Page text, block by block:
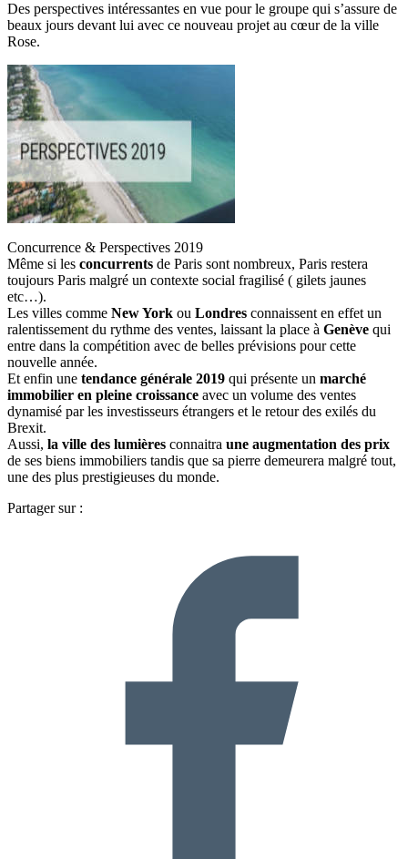
Des perspectives intéressantes en vue pour le groupe qui s’assure de
beaux jours devant lui avec ce nouveau projet au cœur de la ville
Rose.
Concurrence & Perspectives 2019
Même si les concurrents de Paris sont nombreux, Paris restera
toujours Paris malgré un contexte social fragilisé ( gilets jaunes
etc…).
Les villes comme New York ou Londres connaissent en effet un
ralentissement du rythme des ventes, laissant la place à Genève qui
entre dans la compétition avec de belles prévisions pour cette
nouvelle année.
Et enfin une tendance générale 2019 qui présente un marché
immobilier en pleine croissance avec un volume des ventes
dynamisé par les investisseurs étrangers et le retour des exilés du
Brexit.
Aussi, la ville des lumières connaitra une augmentation des prix
de ses biens immobiliers tandis que sa pierre demeurera malgré tout,
une des plus prestigieuses du monde.
Partager sur :